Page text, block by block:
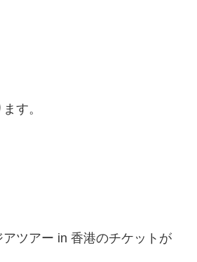
す。
ツアー in 香港のチケットが